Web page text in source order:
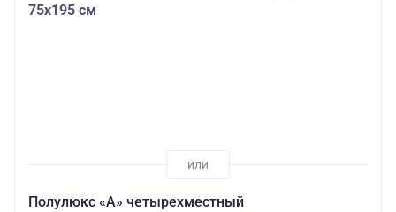
75х195 см
Полулюкс «А» четырехместный